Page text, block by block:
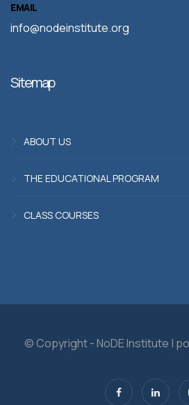
EMAIL
info@nodeinstitute.org
Sitemap
ABOUT US
THE EDUCATIONAL PROGRAM
CLASS COURSES
© Copyright - NoDE Institute |